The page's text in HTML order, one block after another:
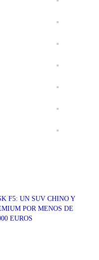
F5: UN SUV CHINO Y
POR MENOS DE
EUROS